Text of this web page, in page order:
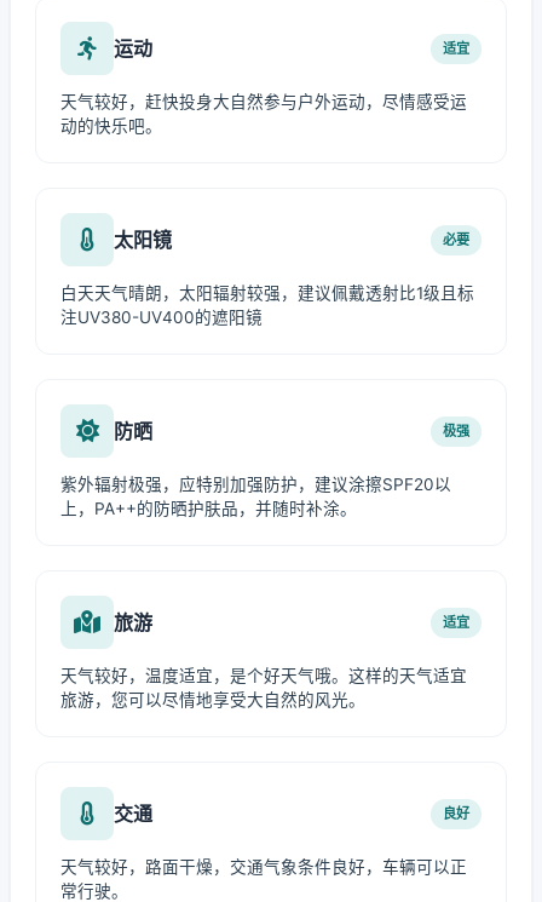
运动 适宜
天气较好，赶快投身大自然参与户外运动，尽情感受运
动的快乐吧。
太阳镜 必要
白天天气晴朗，太阳辐射较强，建议佩戴透射比1级且标
注UV380-UV400的遮阳镜
防晒 极强
紫外辐射极强，应特别加强防护，建议涂擦SPF20以
上，PA++的防晒护肤品，并随时补涂。
旅游 适宜
天气较好，温度适宜，是个好天气哦。这样的天气适宜
旅游，您可以尽情地享受大自然的风光。
交通 良好
天气较好，路面干燥，交通气象条件良好，车辆可以正
常行驶。